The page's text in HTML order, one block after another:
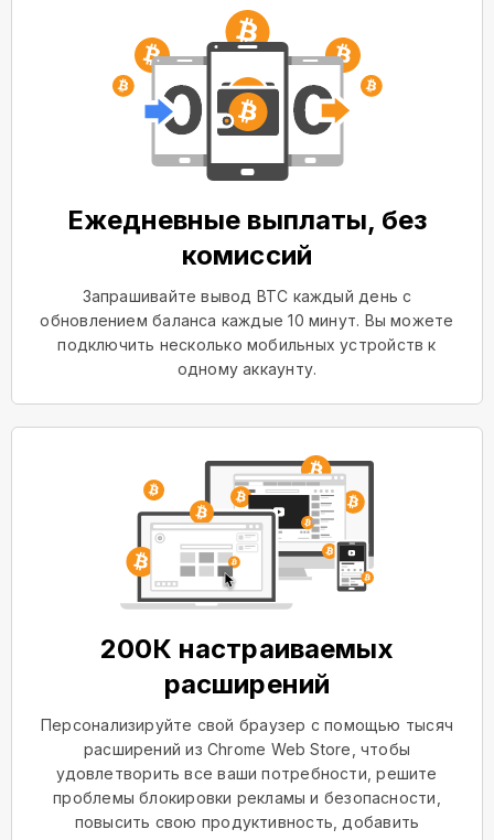
Ежедневные выплаты, без
комиссий
Запрашивайте вывод BTC каждый день с
обновлением баланса каждые 10 минут. Вы можете
подключить несколько мобильных устройств к
одному аккаунту.
200К настраиваемых
расширений
Персонализируйте свой браузер с помощью тысяч
расширений из Chrome Web Store, чтобы
удовлетворить все ваши потребности, решите
проблемы блокировки рекламы и безопасности,
повысить свою продуктивность, добавить